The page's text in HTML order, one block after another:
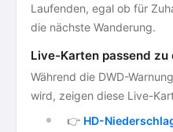
Laufenden, egal ob für
die nächste Wanderung.
Live-Karten passend zu
Während die DWD-
wird, zeigen diese Live-
👉 HD-